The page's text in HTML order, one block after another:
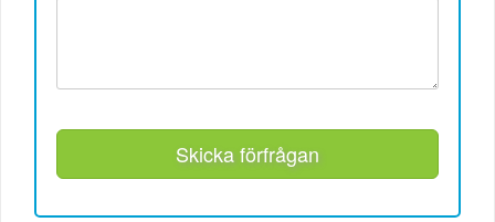
Skicka förfrågan